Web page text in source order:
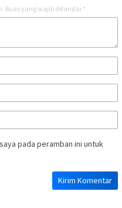
Ruas yang wajib ditandai *
pada peramban ini untuk